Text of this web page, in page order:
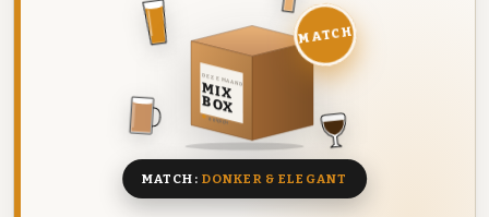
DEZE MAAND
MIX
BOX
8 BIEREN
MATCH
MATCH: DONKER & ELEGANT